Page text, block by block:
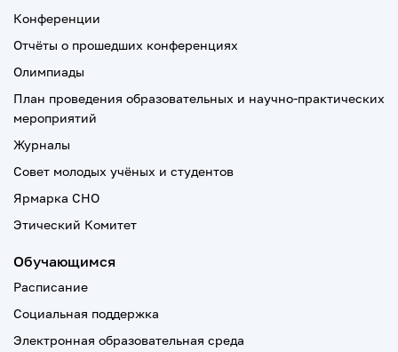
Конференции
Отчёты о прошедших конференциях
Олимпиады
План проведения образовательных и научно-практических
мероприятий
Журналы
Совет молодых учёных и студентов
Ярмарка СНО
Этический Комитет
Обучающимся
Расписание
Социальная поддержка
Электронная образовательная среда